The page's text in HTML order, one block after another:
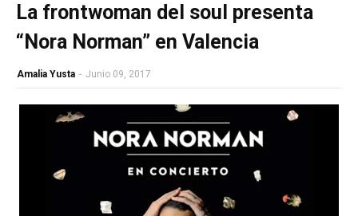
La frontwoman del soul presenta
“Nora Norman” en Valencia
Amalia Yusta - Junio 09, 2017